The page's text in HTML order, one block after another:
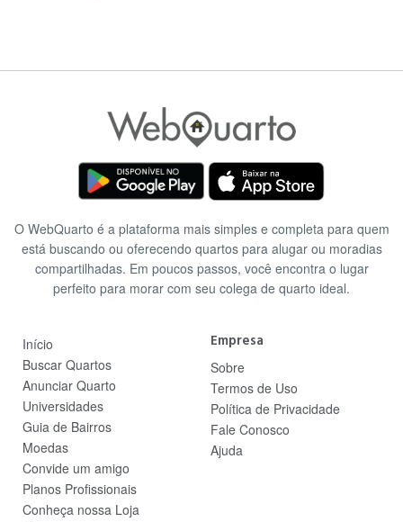
O WebQuarto é a plataforma mais simples e completa para quem
está buscando ou oferecendo quartos para alugar ou moradias
compartilhadas. Em poucos passos, você encontra o lugar
perfeito para morar com seu colega de quarto ideal.
Início
Buscar Quartos
Anunciar Quarto
Universidades
Guia de Bairros
Moedas
Convide um amigo
Planos Profissionais
Conheça nossa Loja
Empresa
Sobre
Termos de Uso
Política de Privacidade
Fale Conosco
Ajuda